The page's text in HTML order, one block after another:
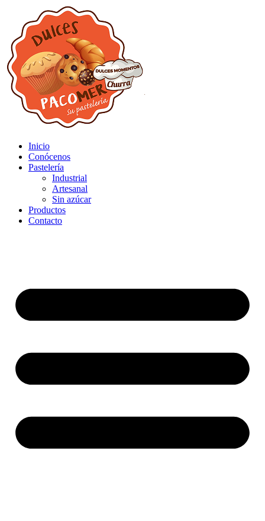
Inicio
Conócenos
Pastelería
Industrial
Artesanal
Sin azúcar
Productos
Contacto